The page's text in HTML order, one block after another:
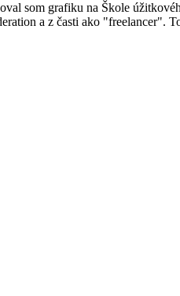
som grafiku na Škole
a z časti ako "freelancer".